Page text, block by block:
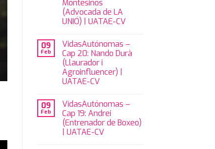
Montesinos
(Advocada de LA
UNIÓ) | UATAE-CV
09
Feb
VidasAutónomas –
Cap 20: Nando Durà
(Llaurador i
Agroinfluencer) |
UATAE-CV
09
Feb
VidasAutónomas –
Cap 19: Andrei
(Entrenador de Boxeo)
| UATAE-CV